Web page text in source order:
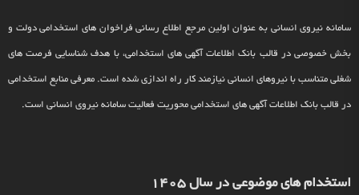
سامانه نیروی انسانی به عنوان اولین مرجع اطلاع رسانی فراخوان های استخدامی دولت و
بخش خصوصی در قالب بانک اطلاعات آگهی های استخدامی، با هدف شناسایی فرصت های
شغلی متناسب با نیروهای انسانی نیازمند کار راه اندازی شده است. معرفی منابع استخدامی
در قالب بانک اطلاعات آگهی های استخدامی محوریت فعالیت سامانه نیروی انسانی است.
استخدام های موضوعی در سال 1405